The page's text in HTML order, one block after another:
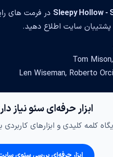
در فرمت های
پشتیبان سایت اطلاع دهید.
ابزار حرفه‌ای سئو نیاز
کلمه کلیدی و ابزارهای